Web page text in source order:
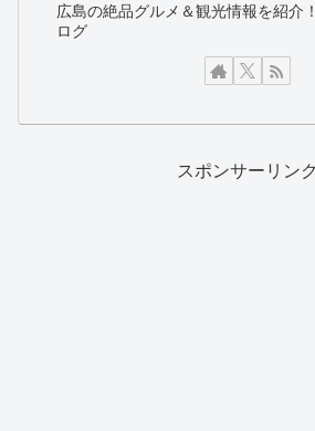
広島の絶品グルメ＆観光情報を紹介
ログ
スポンサーリンク